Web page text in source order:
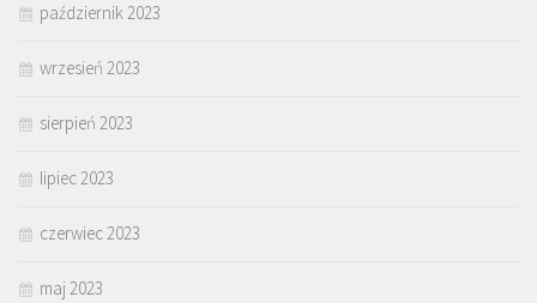
październik 2023
wrzesień 2023
sierpień 2023
lipiec 2023
czerwiec 2023
maj 2023